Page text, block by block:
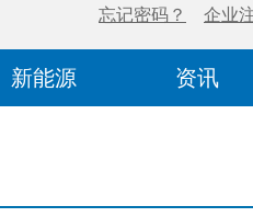
新能源 资讯